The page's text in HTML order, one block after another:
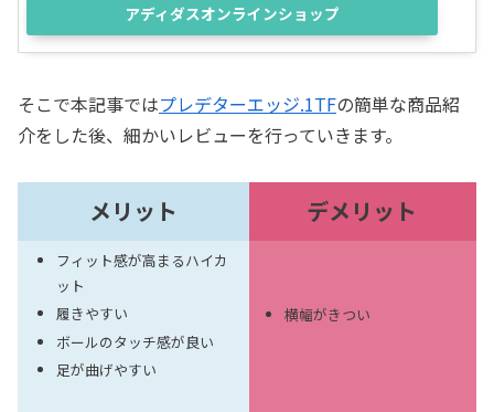
アディダスオンラインショップ
そこで本記事ではプレデターエッジ.1TFの簡単な商品紹
介をした後、細かいレビューを行っていきます。
メリット デメリット
フィット感が高まるハイカ
ット
履きやすい
ボールのタッチ感が良い
足が曲げやすい
横幅がきつい